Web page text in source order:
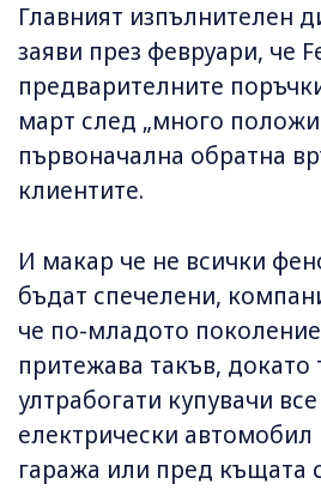
Главният изпълнителен
заяви през февруари, че
предварителните
март след „много
първоначална обратна
клиентите.
И макар че не всички
бъдат спечелени,
че по-младото
притежава такъв,
ултрабогати купувачи
електрически автомобил
гаража или пред къщата